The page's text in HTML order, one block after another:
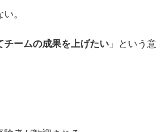
。
チームの成果を上げたい 」という意